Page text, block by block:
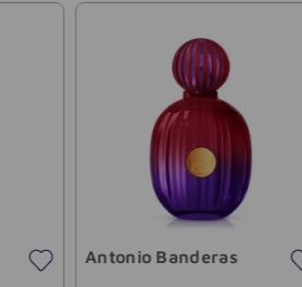
Antonio Banderas